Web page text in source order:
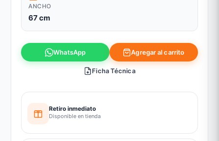
ANCHO
67 cm
WhatsApp Agregar al carrito
Ficha Técnica
Retiro inmediato
Disponible en tienda